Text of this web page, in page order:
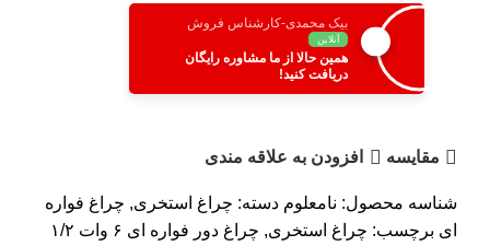
بیک محمدی-کارشناس فروش
آنلاین
همین حالا از ما مشاوره رایگان
دریافت کنید!
مقایسه افزودن به علاقه مندی
شناسه محصول: نامعلوم دسته: چراغ استخری, چراغ فواره
ای برچسب: چراغ استخری,
چراغ دور فواره ای ۶ وات ۱/۲